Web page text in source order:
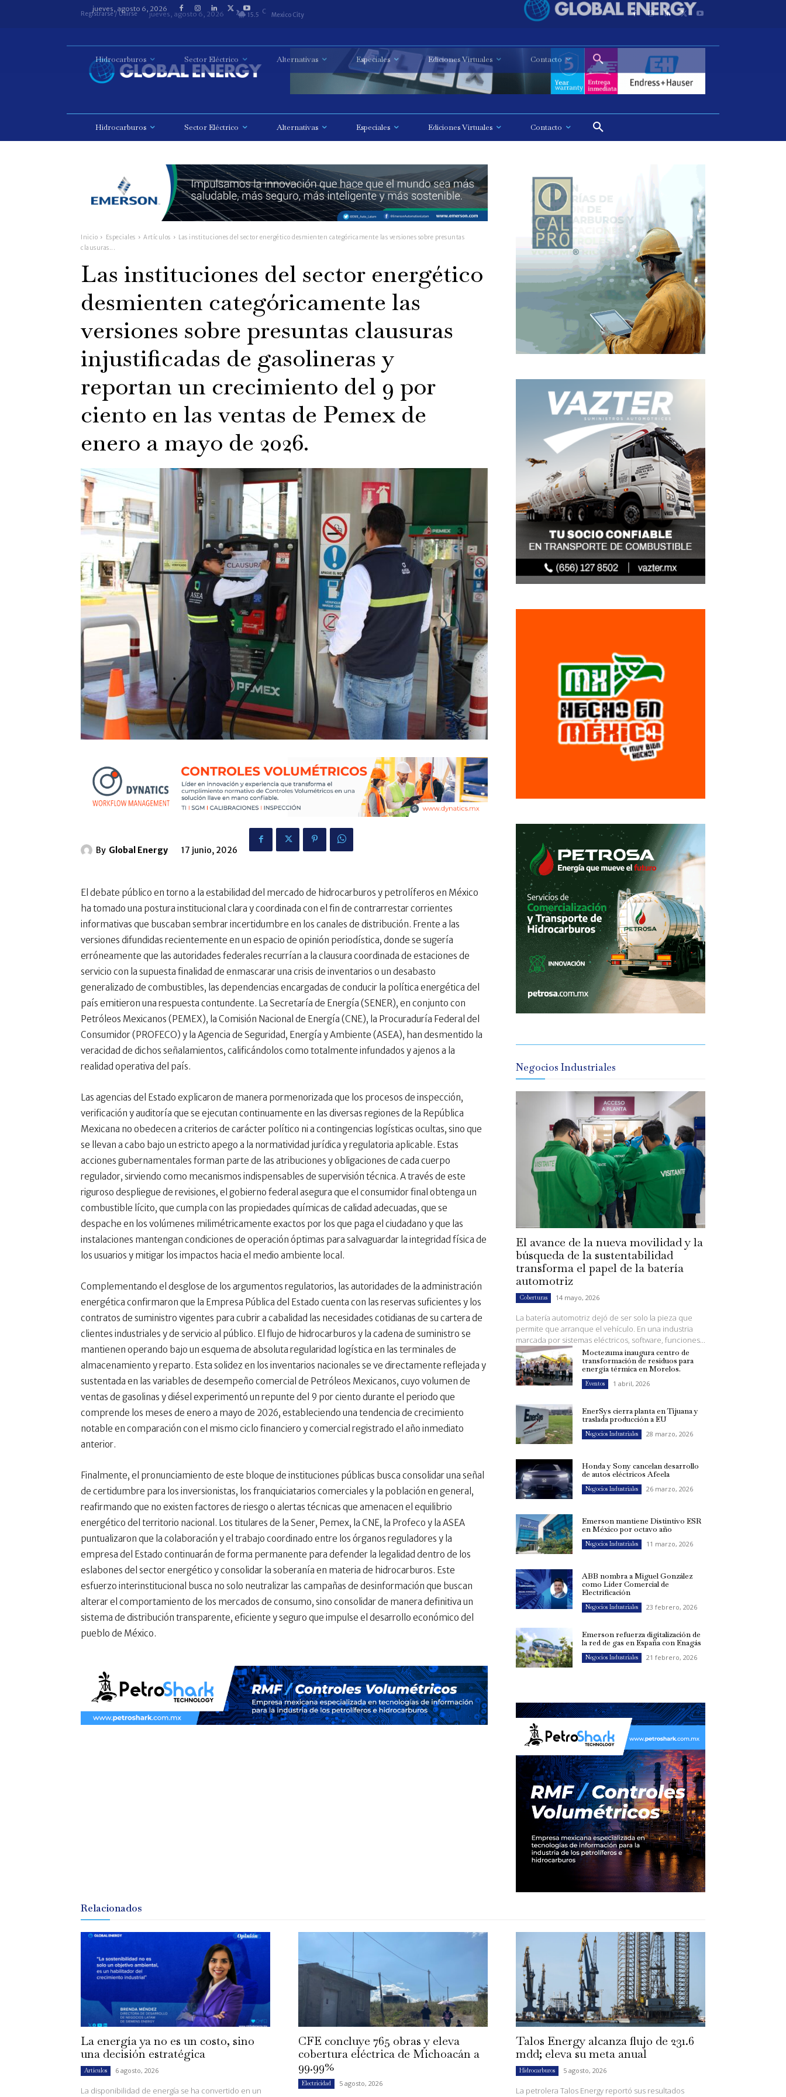
Registrarse / Unirse jueves, agosto 6, 2026 15.5 C Mexico City
Hidrocarburos Sector Eléctrico Alternativas Especiales Ediciones Virtuales Contacto
Inicio Especiales Artículos
Las instituciones del sector energético desmienten categóricamente las versiones sobre presuntas
clausuras...
Las instituciones del sector energético
desmienten categóricamente las
versiones sobre presuntas clausuras
injustificadas de gasolineras y
reportan un crecimiento del 9 por
ciento en las ventas de Pemex de
enero a mayo de 2026.
By Global Energy 17 junio, 2026
El debate público en torno a la estabilidad del mercado de hidrocarburos y petrolíferos en México
ha tomado una postura institucional clara y coordinada con el fin de contrarrestar corrientes
informativas que buscaban sembrar incertidumbre en los canales de distribución. Frente a las
versiones difundidas recientemente en un espacio de opinión periodística, donde se sugería
erróneamente que las autoridades federales recurrían a la clausura coordinada de estaciones de
servicio con la supuesta finalidad de enmascarar una crisis de inventarios o un desabasto
generalizado de combustibles, las dependencias encargadas de conducir la política energética del
país emitieron una respuesta contundente. La Secretaría de Energía (SENER), en conjunto con
Petróleos Mexicanos (PEMEX), la Comisión Nacional de Energía (CNE), la Procuraduría Federal del
Consumidor (PROFECO) y la Agencia de Seguridad, Energía y Ambiente (ASEA), han desmentido la
veracidad de dichos señalamientos, calificándolos como totalmente infundados y ajenos a la
realidad operativa del país.
Las agencias del Estado explicaron de manera pormenorizada que los procesos de inspección,
verificación y auditoría que se ejecutan continuamente en las diversas regiones de la República
Mexicana no obedecen a criterios de carácter político ni a contingencias logísticas ocultas, sino que
se llevan a cabo bajo un estricto apego a la normatividad jurídica y regulatoria aplicable. Estas
acciones gubernamentales forman parte de las atribuciones y obligaciones de cada cuerpo
regulador, sirviendo como mecanismos indispensables de supervisión técnica. A través de este
riguroso despliegue de revisiones, el gobierno federal asegura que el consumidor final obtenga un
combustible lícito, que cumpla con las propiedades químicas de calidad adecuadas, que se
despache en los volúmenes milimétricamente exactos por los que paga el ciudadano y que las
instalaciones mantengan condiciones de operación óptimas para salvaguardar la integridad física de
los usuarios y mitigar los impactos hacia el medio ambiente local.
Complementando el desglose de los argumentos regulatorios, las autoridades de la administración
energética confirmaron que la Empresa Pública del Estado cuenta con las reservas suficientes y los
contratos de suministro vigentes para cubrir a cabalidad las necesidades cotidianas de su cartera de
clientes industriales y de servicio al público. El flujo de hidrocarburos y la cadena de suministro se
mantienen operando bajo un esquema de absoluta regularidad logística en las terminales de
almacenamiento y reparto. Esta solidez en los inventarios nacionales se ve directamente reflejada y
sustentada en las variables de desempeño comercial de Petróleos Mexicanos, cuyo volumen de
ventas de gasolinas y diésel experimentó un repunte del 9 por ciento durante el periodo que
comprende los meses de enero a mayo de 2026, estableciendo una tendencia de crecimiento
notable en comparación con el mismo ciclo financiero y comercial registrado el año inmediato
anterior.
Finalmente, el pronunciamiento de este bloque de instituciones públicas busca consolidar una señal
de certidumbre para los inversionistas, los franquiciatarios comerciales y la población en general,
reafirmando que no existen factores de riesgo o alertas técnicas que amenacen el equilibrio
energético del territorio nacional. Los titulares de la Sener, Pemex, la CNE, la Profeco y la ASEA
puntualizaron que la colaboración y el trabajo coordinado entre los órganos reguladores y la
empresa del Estado continuarán de forma permanente para defender la legalidad dentro de los
eslabones del sector energético y consolidar la soberanía en materia de hidrocarburos. Este
esfuerzo interinstitucional busca no solo neutralizar las campañas de desinformación que buscan
alterar el comportamiento de los mercados de consumo, sino consolidar de manera definitiva un
sistema de distribución transparente, eficiente y seguro que impulse el desarrollo económico del
pueblo de México.
Negocios Industriales
El avance de la nueva movilidad y la
búsqueda de la sustentabilidad
transforma el papel de la batería
automotriz
Coberturas 14 mayo, 2026
La batería automotriz dejó de ser solo la pieza que
permite que arranque el vehículo. En una industria
marcada por sistemas eléctricos, software, funciones...
Moctezuma inaugura centro de
transformación de residuos para
energía térmica en Morelos.
Eventos 1 abril, 2026
EnerSys cierra planta en Tijuana y
traslada producción a EU
Negocios Industriales 28 marzo, 2026
Honda y Sony cancelan desarrollo
de autos eléctricos Afeela
Negocios Industriales 26 marzo, 2026
Emerson mantiene Distintivo ESR
en México por octavo año
Negocios Industriales 11 marzo, 2026
ABB nombra a Miguel González
como Líder Comercial de
Electrificación
Negocios Industriales 23 febrero, 2026
Emerson refuerza digitalización de
la red de gas en España con Enagás
Negocios Industriales 21 febrero, 2026
Relacionados
La energía ya no es un costo, sino
una decisión estratégica
Artículos 6 agosto, 2026
La disponibilidad de energía se ha convertido en un
CFE concluye 765 obras y eleva
cobertura eléctrica de Michoacán a
99.99%
Electricidad 5 agosto, 2026
Talos Energy alcanza flujo de 231.6
mdd; eleva su meta anual
Hidrocarburos 5 agosto, 2026
La petrolera Talos Energy reportó sus resultados